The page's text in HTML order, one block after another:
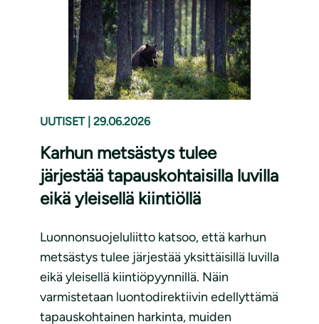
UUTISET 29.06.2026
Karhun metsästys tulee
järjestää tapauskohtaisilla luvilla
eikä yleisellä kiintiöllä
Luonnonsuojeluliitto katsoo, että karhun
metsästys tulee järjestää yksittäisillä luvilla
eikä yleisellä kiintiöpyynnillä. Näin
varmistetaan luontodirektiivin edellyttämä
tapauskohtainen harkinta, muiden